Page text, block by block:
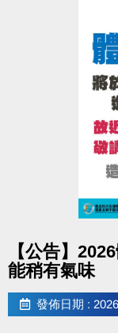
【公告】
能稍有氣味
發佈日期 :